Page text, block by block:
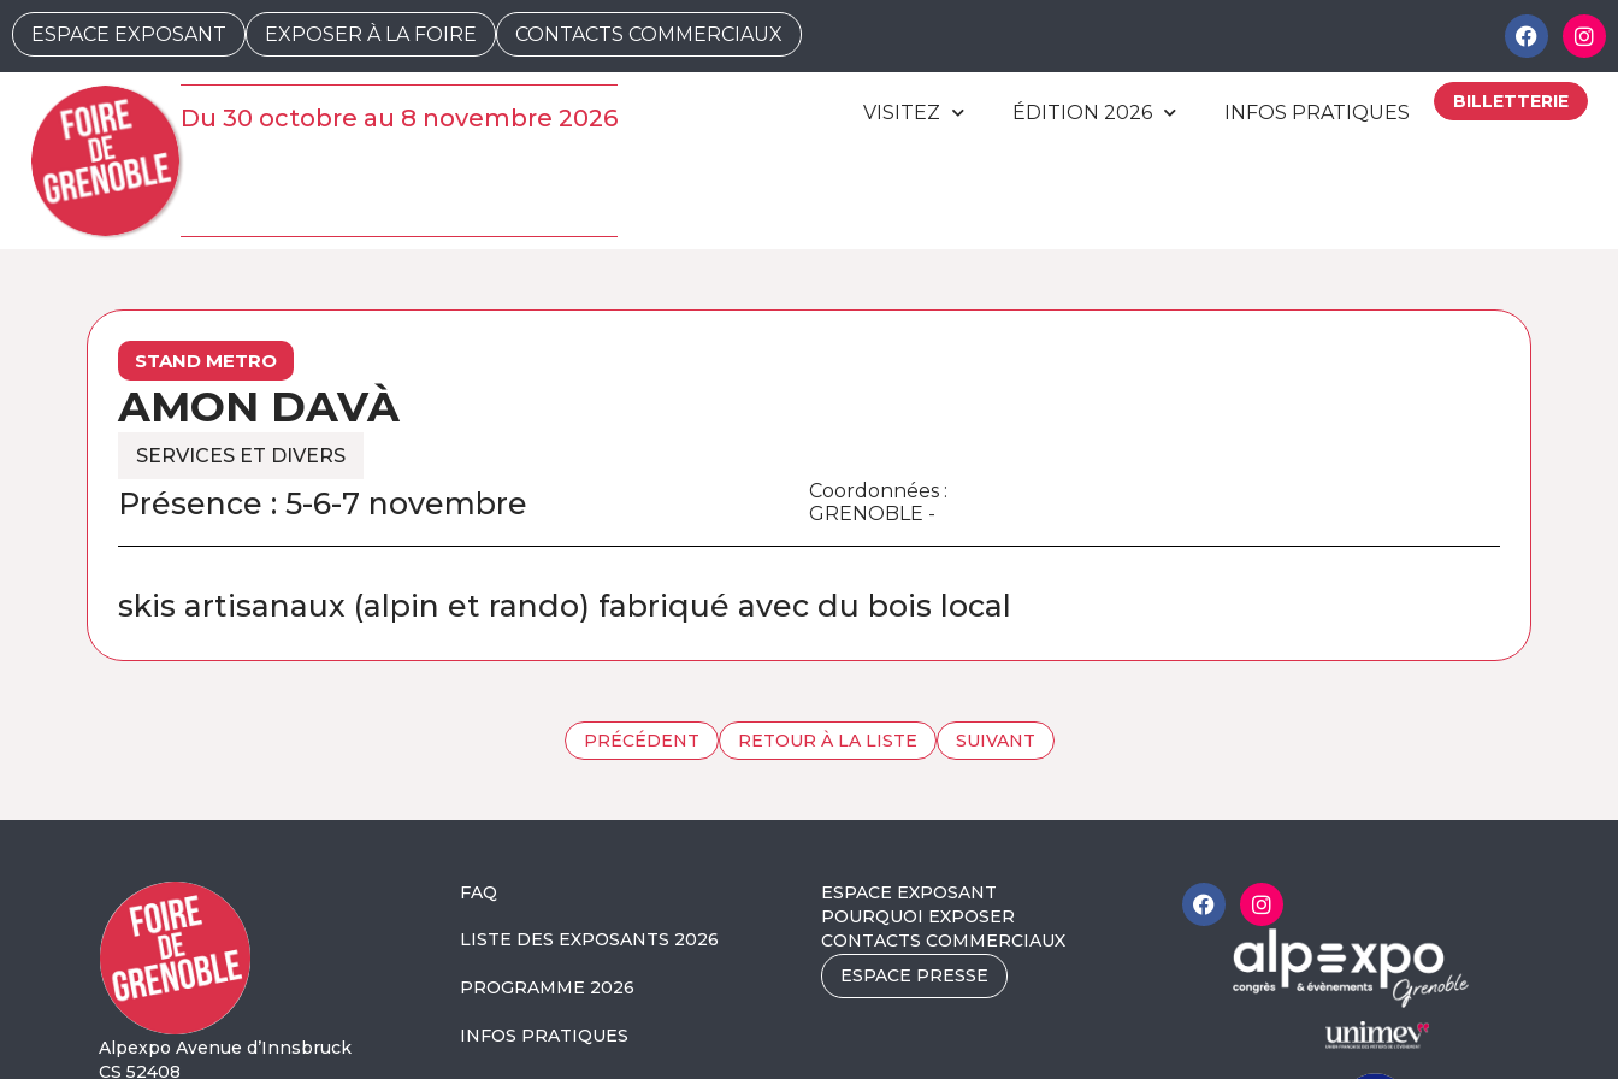
ESPACE EXPOSANT EXPOSER À LA FOIRE CONTACTS COMMERCIAUX
Du 30 octobre au 8 novembre 2026 VISITEZ ÉDITION 2026 INFOS PRATIQUES BILLETTERIE
STAND METRO
AMON DAVÀ
SERVICES ET DIVERS
Présence : 5-6-7 novembre
Coordonnées :
GRENOBLE -
skis artisanaux (alpin et rando) fabriqué avec du bois local
PRÉCÉDENT RETOUR À LA LISTE SUIVANT
Alpexpo Avenue d’Innsbruck
CS 52408
FAQ
LISTE DES EXPOSANTS 2026
PROGRAMME 2026
INFOS PRATIQUES
ESPACE EXPOSANT
POURQUOI EXPOSER
CONTACTS COMMERCIAUX
ESPACE PRESSE